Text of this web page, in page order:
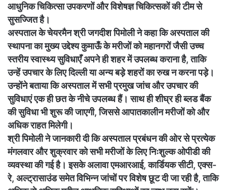
आधुनिक चिकित्सा उपकरणों और विशेषज्ञ चिकित्सकों की टीम से
सुसज्जित है।
अस्पताल के चेयरमैन श्री जगदीश पिमोली ने कहा कि अस्पताल की
स्थापना का मुख्य उद्देश्य कुमाऊँ के मरीजों को महानगरों जैसी उच्च
स्तरीय स्वास्थ्य सुविधाएँ अपने ही शहर में उपलब्ध कराना है, ताकि
उन्हें उपचार के लिए दिल्ली या अन्य बड़े शहरों का रुख न करना पड़े।
उन्होंने बताया कि अस्पताल में सभी प्रमुख जांच और उपचार की
सुविधाएं एक ही छत के नीचे उपलब्ध हैं। साथ ही शीघ्र ही ब्लड बैंक
की सुविधा भी शुरू की जाएगी, जिससे आपातकालीन मरीजों को और
अधिक राहत मिलेगी।
श्री पिमोली ने जानकारी दी कि अस्पताल प्रबंधन की ओर से प्रत्येक
मंगलवार और शुक्रवार को सभी मरीजों के लिए निःशुल्क ओपीडी की
व्यवस्था की गई है। इसके अलावा एमआरआई, कार्डियक सीटी, एक्स-
रे, अल्ट्रासाउंड समेत विभिन्न जांचों पर विशेष छूट दी जा रही है, ताकि